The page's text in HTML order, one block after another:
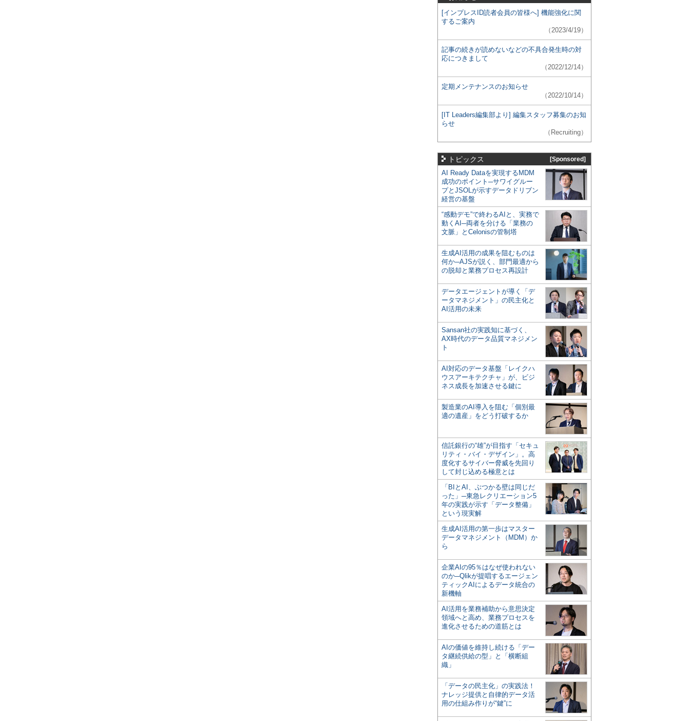
[インプレスID読者会員の皆様へ] 機能強化に関
するご案内
（2023/4/19）
記事の続きが読めないなどの不具合発生時の対
応につきまして
（2022/12/14）
定期メンテナンスのお知らせ
（2022/10/14）
[IT Leaders編集部より] 編集スタッフ募集のお知
らせ
（Recruiting）
トピックス [Sponsored]
AI Ready Dataを実現するMDM
成功のポイント─サワイグルー
プとJSOLが示すデータドリブン
経営の基盤
“感動デモ”で終わるAIと、実務で
動くAI─両者を分ける「業務の
文脈」とCelonisの管制塔
生成AI活用の成果を阻むものは
何か─AJSが説く、部門最適から
の脱却と業務プロセス再設計
データエージェントが導く「デ
ータマネジメント」の民主化と
AI活用の未来
Sansan社の実践知に基づく、
AX時代のデータ品質マネジメン
ト
AI対応のデータ基盤「レイクハ
ウスアーキテクチャ」が、ビジ
ネス成長を加速させる鍵に
製造業のAI導入を阻む「個別最
適の遺産」をどう打破するか
信託銀行の“雄”が目指す「セキュ
リティ・バイ・デザイン」。高
度化するサイバー脅威を先回り
して封じ込める極意とは
「BIとAI、ぶつかる壁は同じだ
った」─東急レクリエーション5
年の実践が示す「データ整備」
という現実解
生成AI活用の第一歩はマスター
データマネジメント（MDM）か
ら
企業AIの95％はなぜ使われない
のか─Qlikが提唱するエージェン
ティックAIによるデータ統合の
新機軸
AI活用を業務補助から意思決定
領域へと高め、業務プロセスを
進化させるための道筋とは
AIの価値を維持し続ける「デー
タ継続供給の型」と「横断組
織」
「データの民主化」の実践法！
ナレッジ提供と自律的データ活
用の仕組み作りが“鍵”に